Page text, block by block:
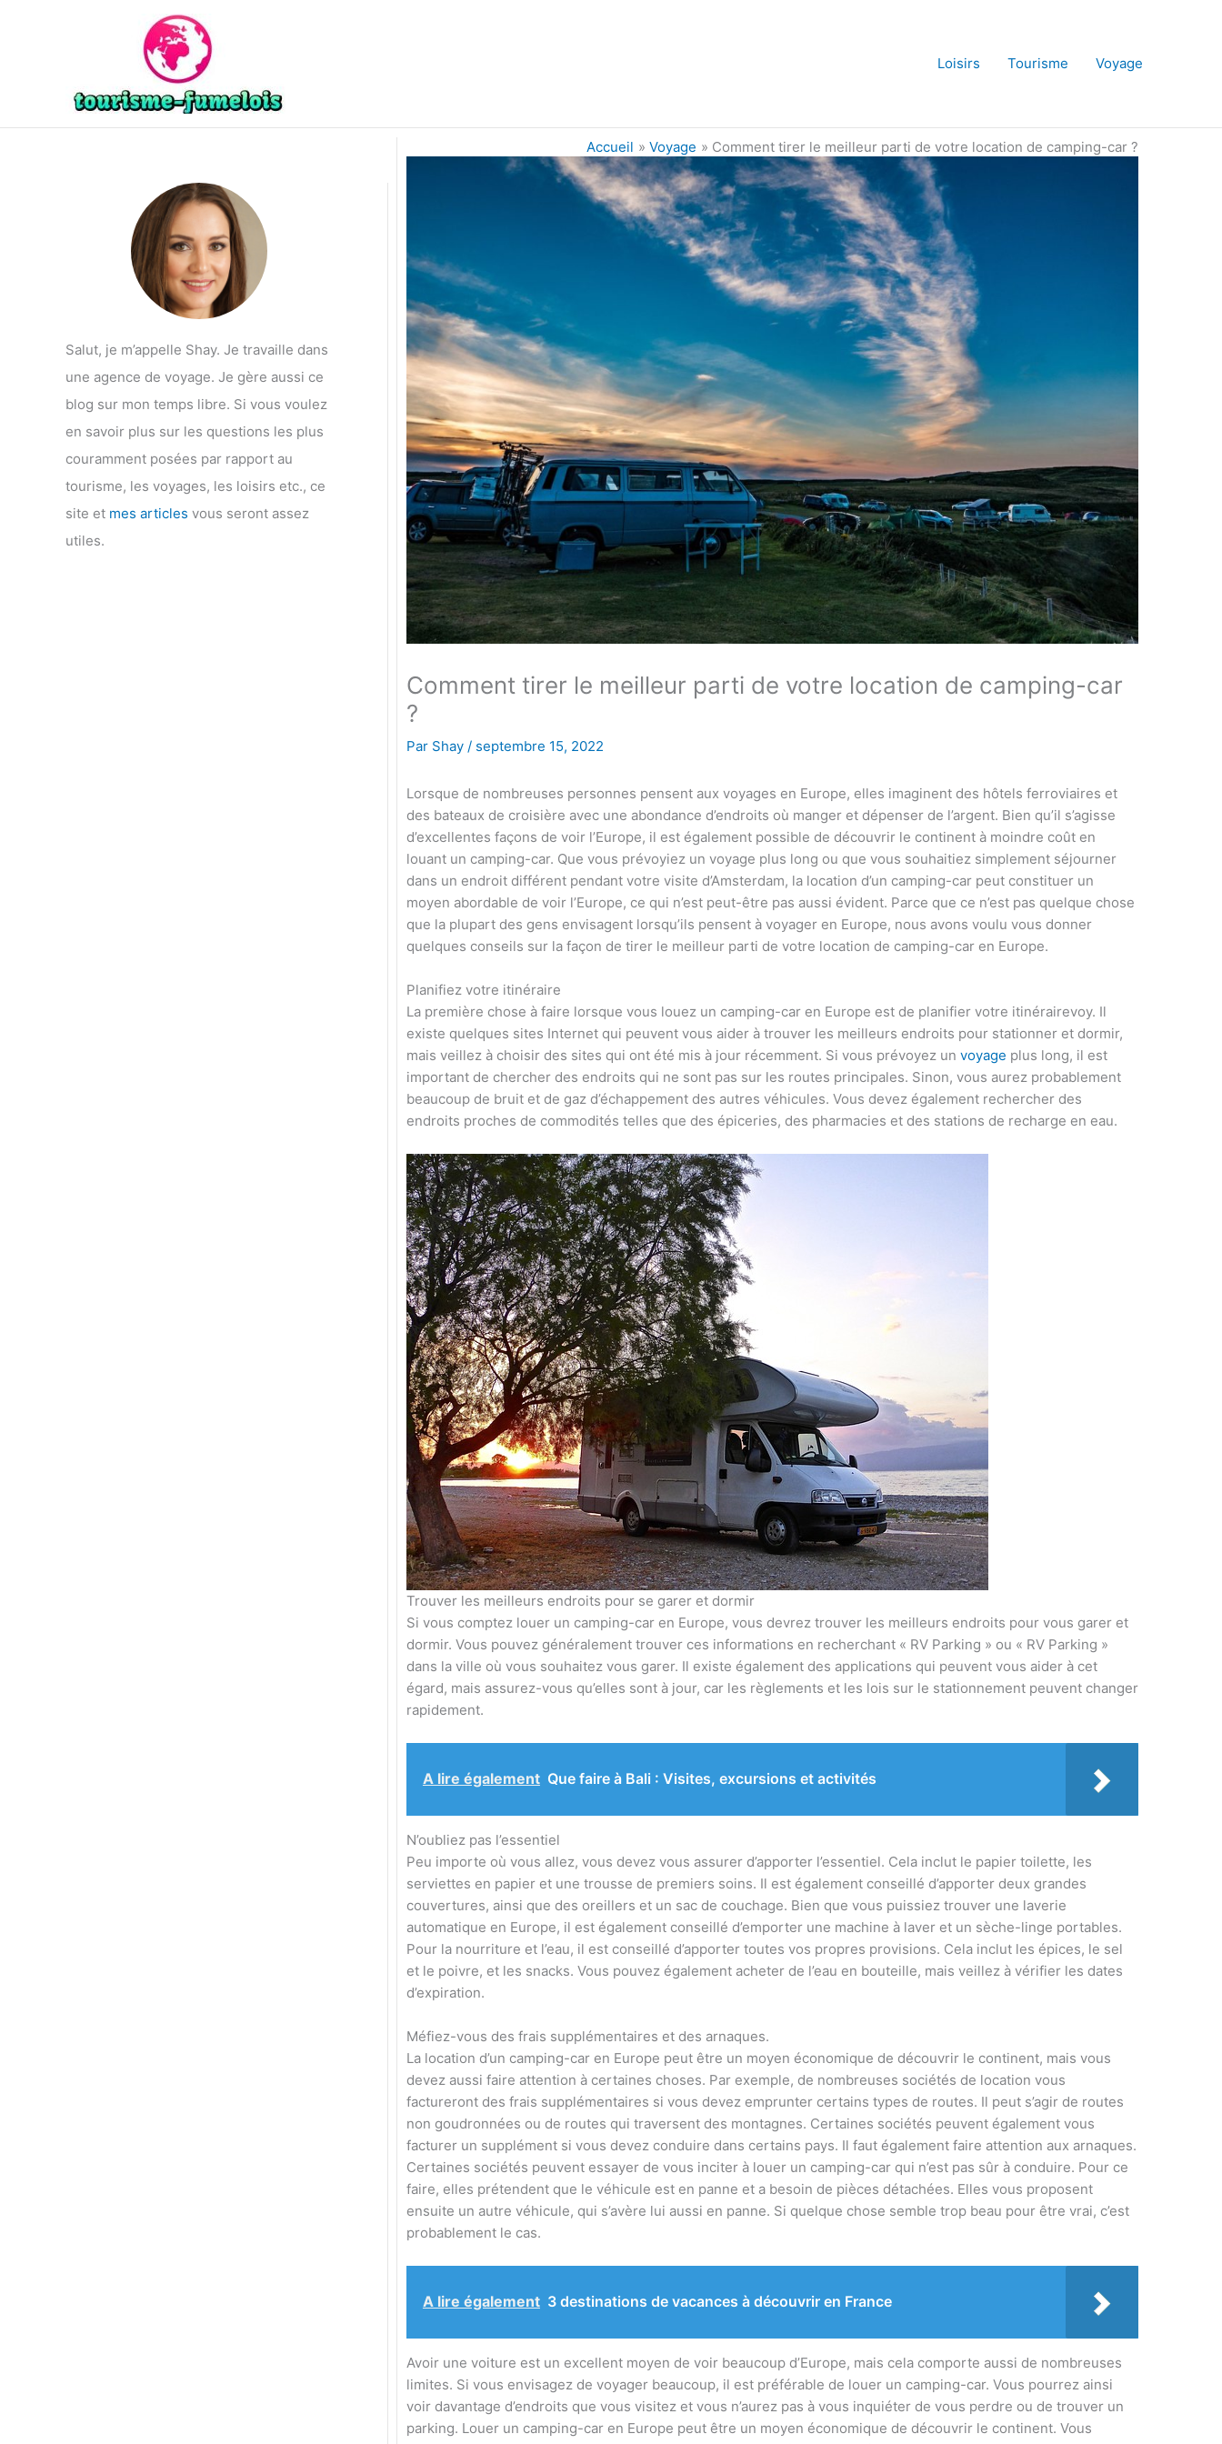
Loisirs Tourisme Voyage
Salut, je m’appelle Shay. Je travaille dans
une agence de voyage. Je gère aussi ce
blog sur mon temps libre. Si vous voulez
en savoir plus sur les questions les plus
couramment posées par rapport au
tourisme, les voyages, les loisirs etc., ce
site et mes articles vous seront assez
utiles.
Accueil Voyage Comment tirer le meilleur parti de votre location de camping-car ?
Comment tirer le meilleur parti de votre location de camping-car
?
Par Shay / septembre 15, 2022
Lorsque de nombreuses personnes pensent aux voyages en Europe, elles imaginent des hôtels ferroviaires et
des bateaux de croisière avec une abondance d’endroits où manger et dépenser de l’argent. Bien qu’il s’agisse
d’excellentes façons de voir l’Europe, il est également possible de découvrir le continent à moindre coût en
louant un camping-car. Que vous prévoyiez un voyage plus long ou que vous souhaitiez simplement séjourner
dans un endroit différent pendant votre visite d’Amsterdam, la location d’un camping-car peut constituer un
moyen abordable de voir l’Europe, ce qui n’est peut-être pas aussi évident. Parce que ce n’est pas quelque chose
que la plupart des gens envisagent lorsqu’ils pensent à voyager en Europe, nous avons voulu vous donner
quelques conseils sur la façon de tirer le meilleur parti de votre location de camping-car en Europe.
Planifiez votre itinéraire
La première chose à faire lorsque vous louez un camping-car en Europe est de planifier votre itinérairevoy. Il
existe quelques sites Internet qui peuvent vous aider à trouver les meilleurs endroits pour stationner et dormir,
mais veillez à choisir des sites qui ont été mis à jour récemment. Si vous prévoyez un voyage plus long, il est
important de chercher des endroits qui ne sont pas sur les routes principales. Sinon, vous aurez probablement
beaucoup de bruit et de gaz d’échappement des autres véhicules. Vous devez également rechercher des
endroits proches de commodités telles que des épiceries, des pharmacies et des stations de recharge en eau.
Trouver les meilleurs endroits pour se garer et dormir
Si vous comptez louer un camping-car en Europe, vous devrez trouver les meilleurs endroits pour vous garer et
dormir. Vous pouvez généralement trouver ces informations en recherchant « RV Parking » ou « RV Parking »
dans la ville où vous souhaitez vous garer. Il existe également des applications qui peuvent vous aider à cet
égard, mais assurez-vous qu’elles sont à jour, car les règlements et les lois sur le stationnement peuvent changer
rapidement.
A lire également Que faire à Bali : Visites, excursions et activités
N’oubliez pas l’essentiel
Peu importe où vous allez, vous devez vous assurer d’apporter l’essentiel. Cela inclut le papier toilette, les
serviettes en papier et une trousse de premiers soins. Il est également conseillé d’apporter deux grandes
couvertures, ainsi que des oreillers et un sac de couchage. Bien que vous puissiez trouver une laverie
automatique en Europe, il est également conseillé d’emporter une machine à laver et un sèche-linge portables.
Pour la nourriture et l’eau, il est conseillé d’apporter toutes vos propres provisions. Cela inclut les épices, le sel
et le poivre, et les snacks. Vous pouvez également acheter de l’eau en bouteille, mais veillez à vérifier les dates
d’expiration.
Méfiez-vous des frais supplémentaires et des arnaques.
La location d’un camping-car en Europe peut être un moyen économique de découvrir le continent, mais vous
devez aussi faire attention à certaines choses. Par exemple, de nombreuses sociétés de location vous
factureront des frais supplémentaires si vous devez emprunter certains types de routes. Il peut s’agir de routes
non goudronnées ou de routes qui traversent des montagnes. Certaines sociétés peuvent également vous
facturer un supplément si vous devez conduire dans certains pays. Il faut également faire attention aux arnaques.
Certaines sociétés peuvent essayer de vous inciter à louer un camping-car qui n’est pas sûr à conduire. Pour ce
faire, elles prétendent que le véhicule est en panne et a besoin de pièces détachées. Elles vous proposent
ensuite un autre véhicule, qui s’avère lui aussi en panne. Si quelque chose semble trop beau pour être vrai, c’est
probablement le cas.
A lire également 3 destinations de vacances à découvrir en France
Avoir une voiture est un excellent moyen de voir beaucoup d’Europe, mais cela comporte aussi de nombreuses
limites. Si vous envisagez de voyager beaucoup, il est préférable de louer un camping-car. Vous pourrez ainsi
voir davantage d’endroits que vous visitez et vous n’aurez pas à vous inquiéter de vous perdre ou de trouver un
parking. Louer un camping-car en Europe peut être un moyen économique de découvrir le continent. Vous